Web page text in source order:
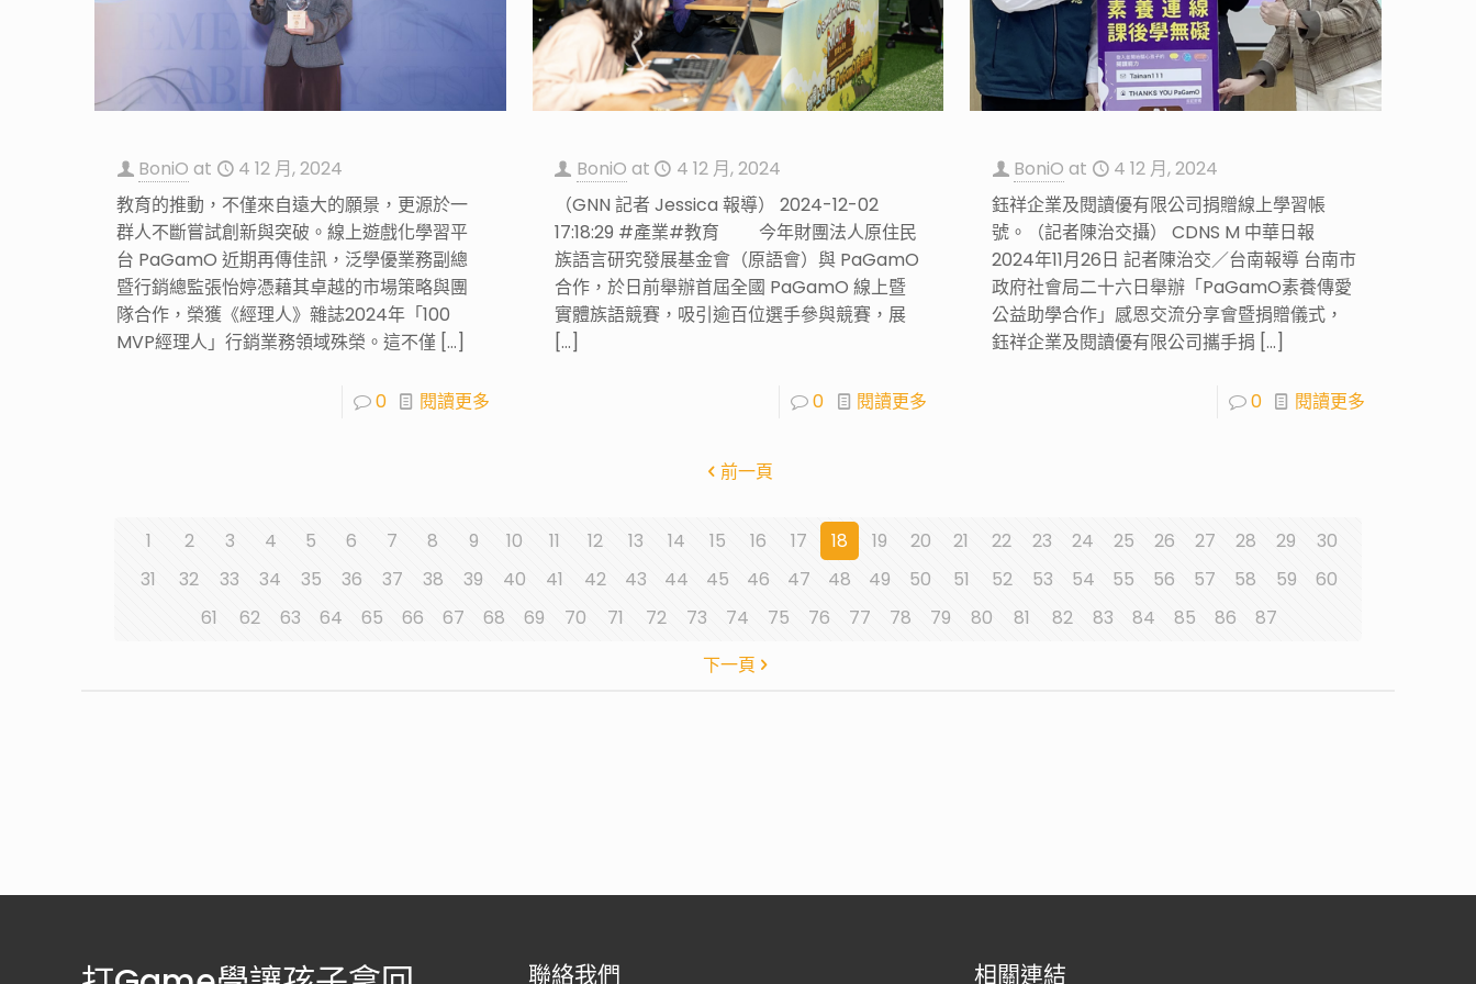
BoniO at
4 12 月, 2024
教育的推動，不僅來自遠大的願景，更源於一
群人不斷嘗試創新與突破。線上遊戲化學習平
台 PaGamO 近期再傳佳訊，泛學優業務副總
暨行銷總監張怡婷憑藉其卓越的市場策略與團
隊合作，榮獲《經理人》雜誌2024年「100
MVP經理人」行銷業務領域殊榮。這不僅 […]
0 閱讀更多
BoniO at
4 12 月, 2024
（GNN 記者 Jessica 報導） 2024-12-02
17:18:29 #產業#教育 今年財團法人原住民
族語言研究發展基金會（原語會）與 PaGamO
合作，於日前舉辦首屆全國 PaGamO 線上暨
實體族語競賽，吸引逾百位選手參與競賽，展
[…]
0 閱讀更多
BoniO at
4 12 月, 2024
鈺祥企業及閱讀優有限公司捐贈線上學習帳
號。（記者陳治交攝） CDNS M 中華日報
2024年11月26日 記者陳治交／台南報導 台南市
政府社會局二十六日舉辦「PaGamO素養傳愛
公益助學合作」感恩交流分享會暨捐贈儀式，
鈺祥企業及閱讀優有限公司攜手捐 […]
0 閱讀更多
前一頁
1 2 3 4 5 6 7 8 9 10 11 12 13 14 15 16 17 18 19 20 21 22 23 24 25 26 27 28 29
30
31
32 33 34 35 36 37 38 39 40 41 42 43 44 45 46 47 48 49 50 51 52 53 54 55 56 57 58 59
60
61
62 63 64 65 66 67 68 69 70 71 72 73 74 75 76 77 78 79 80 81 82 83 84 85 86
87
下一頁
聯絡我們 相關連結